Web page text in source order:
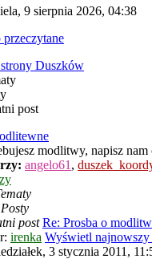
9 sierpnia 2026, 04:38
Duszków
post
modlitwy, napisz nam
angelo61 ,
Posty
post Re: Prosba o
irenka Wyświetl najnowszy
3 stycznia 2011,